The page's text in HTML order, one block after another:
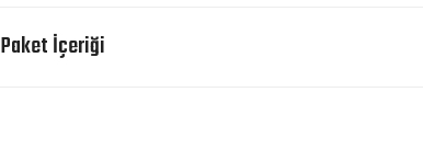
Paket İçeriği